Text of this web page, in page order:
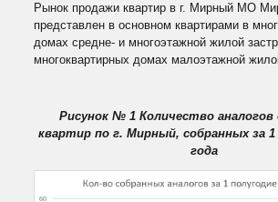
Рынок продажи квартир в г. Мирный МО
представлен в основном квартирами в
домах средне- и многоэтажной жилой
многоквартирных домах малоэтажной
Рисунок № 1 Количество аналогов
квартир по г. Мирный, собранных за 1
года